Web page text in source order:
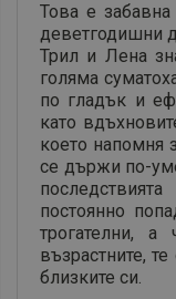
Това е
деветгодишни
Трил и Лена
голяма
по гладък и
като
което напомня
се държи по-
постоянно
трогателни, а
възрастните,
близките си.